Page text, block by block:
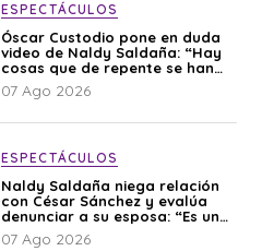
ESPECTÁCULOS
Óscar Custodio pone en duda
video de Naldy Saldaña: “Hay
cosas que de repente se han
editado”
07 Ago 2026
ESPECTÁCULOS
Naldy Saldaña niega relación
con César Sánchez y evalúa
denunciar a su esposa: “Es una
difamación”
07 Ago 2026